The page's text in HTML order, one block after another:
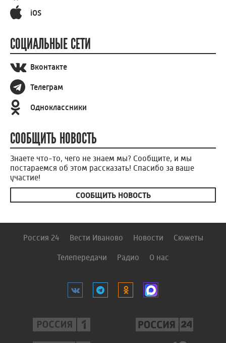
iOS
СОЦИАЛЬНЫЕ СЕТИ
Вконтакте
Телеграм
Одноклассники
СООБЩИТЬ НОВОСТЬ
Знаете что-то, чего не знаем мы? Сообщите, и мы
постараемся об этом рассказать! Спасибо за ваше
участие!
СООБЩИТЬ НОВОСТЬ
Россия 24 Вести Иваново Новости Сюжеты
Телепередачи Радио О нас